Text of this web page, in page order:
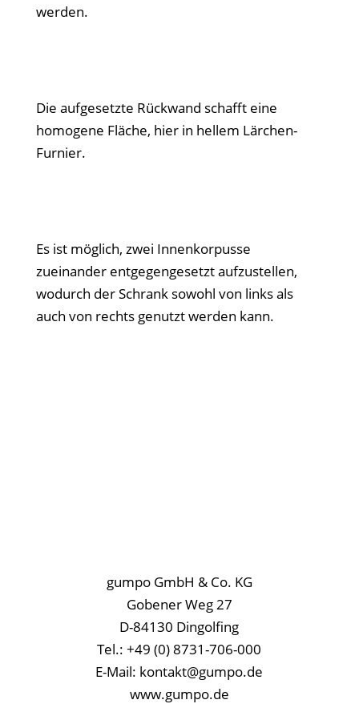
werden.
Die aufgesetzte Rückwand schafft eine
homogene Fläche, hier in hellem Lärchen-
Furnier.
Es ist möglich, zwei Innenkorpusse
zueinander entgegengesetzt aufzustellen,
wodurch der Schrank sowohl von links als
auch von rechts genutzt werden kann.
gumpo GmbH & Co. KG
Gobener Weg 27
D-84130 Dingolfing
Tel.: +49 (0) 8731-706-000
E-Mail: kontakt@gumpo.de
www.gumpo.de